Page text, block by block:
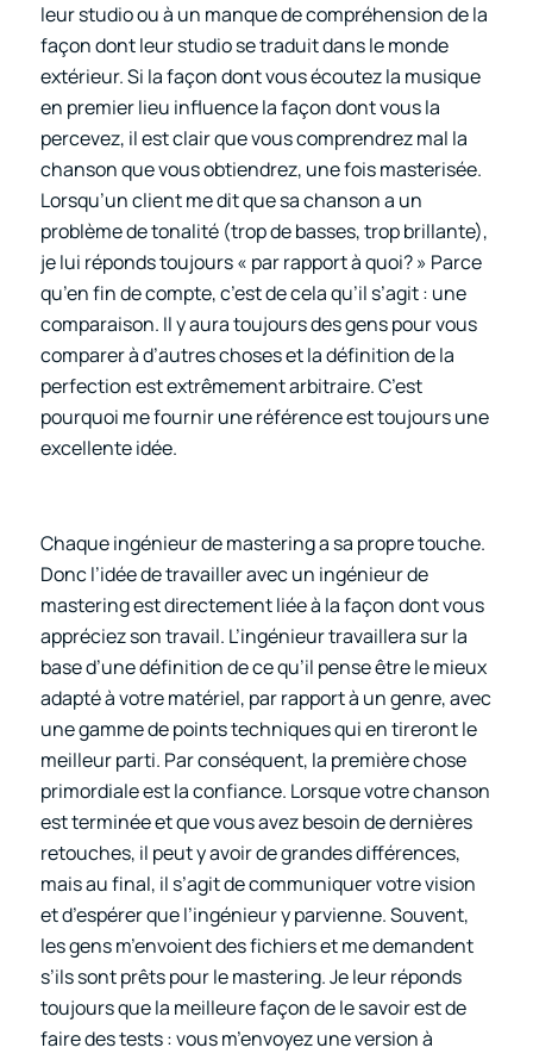
leur studio ou à un manque de compréhension de la
façon dont leur studio se traduit dans le monde
extérieur. Si la façon dont vous écoutez la musique
en premier lieu influence la façon dont vous la
percevez, il est clair que vous comprendrez mal la
chanson que vous obtiendrez, une fois masterisée.
Lorsqu’un client me dit que sa chanson a un
problème de tonalité (trop de basses, trop brillante),
je lui réponds toujours « par rapport à quoi? » Parce
qu’en fin de compte, c’est de cela qu’il s’agit : une
comparaison. Il y aura toujours des gens pour vous
comparer à d’autres choses et la définition de la
perfection est extrêmement arbitraire. C’est
pourquoi me fournir une référence est toujours une
excellente idée.
Chaque ingénieur de mastering a sa propre touche.
Donc l’idée de travailler avec un ingénieur de
mastering est directement liée à la façon dont vous
appréciez son travail. L’ingénieur travaillera sur la
base d’une définition de ce qu’il pense être le mieux
adapté à votre matériel, par rapport à un genre, avec
une gamme de points techniques qui en tireront le
meilleur parti. Par conséquent, la première chose
primordiale est la confiance. Lorsque votre chanson
est terminée et que vous avez besoin de dernières
retouches, il peut y avoir de grandes différences,
mais au final, il s’agit de communiquer votre vision
et d’espérer que l’ingénieur y parvienne. Souvent,
les gens m’envoient des fichiers et me demandent
s’ils sont prêts pour le mastering. Je leur réponds
toujours que la meilleure façon de le savoir est de
faire des tests : vous m’envoyez une version à